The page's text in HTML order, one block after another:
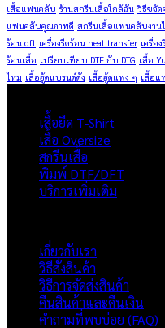
เสื้อแฟนคลับ ร้านสกรีนเสื้อใกล้ฉัน วิธีขจั
แฟนคลับคุณภาพดี สกรีนเสื้อแฟนคลับงาน
ร้อน dft เครื่องรีดร้อน heat transfer เครื่อ
ร้อนเสื้อ เปรียบเทียบ DTF กับ DTG เสื้อ
ไหม เสื้อฮู้ดแบรนด์ดัง เสื้อฮู้ดแพง ๆ เสื้อแ
เสื้อยืด T-Shirt
เสื้อ Oversize
สกรีนเสื้อ
พิมพ์ DTF/DFT
บริการเพิ่มเติม
เกี่ยวกับเรา
วิธีสั่งสินค้า
วิธีการจัดส่งสินค้า
คืนสินค้าและคืนเงิน
คำถามที่พบบ่อย (FAQ)